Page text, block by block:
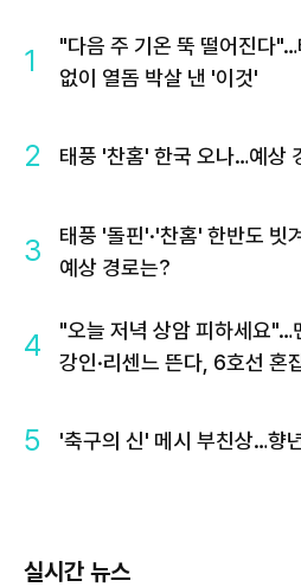
1
"다음 주 기온 뚝 떨어진다
없이 열돔 박살 낸 '이것'
2 태풍 '찬홈' 한국 오나…예상
3
태풍 '돌핀'·'찬홈' 한반도 빗
예상 경로는?
4
"오늘 저녁 상암 피하세요"…
강인·리센느 뜬다, 6호선 혼
5 '축구의 신' 메시 부친상…향
실시간 뉴스